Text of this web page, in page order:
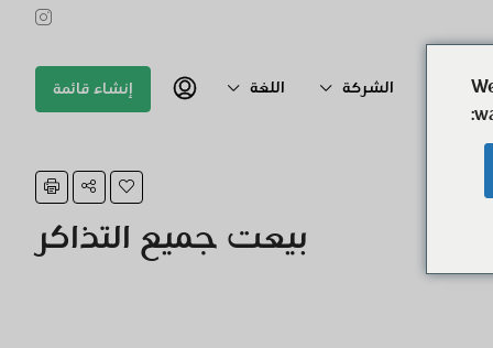
به الشركة اللغة إنشاء قائمة
بيعت جميع التذاكر